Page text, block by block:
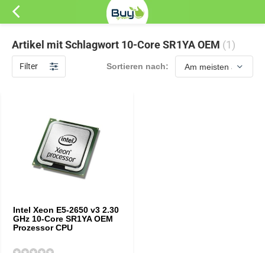
Artikel mit Schlagwort 10-Core SR1YA OEM (1)
Filter Sortieren nach:
Intel Xeon E5-2650 v3 2.30
GHz 10-Core SR1YA OEM
Prozessor CPU